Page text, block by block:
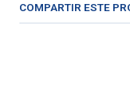
COMPARTIR ESTE